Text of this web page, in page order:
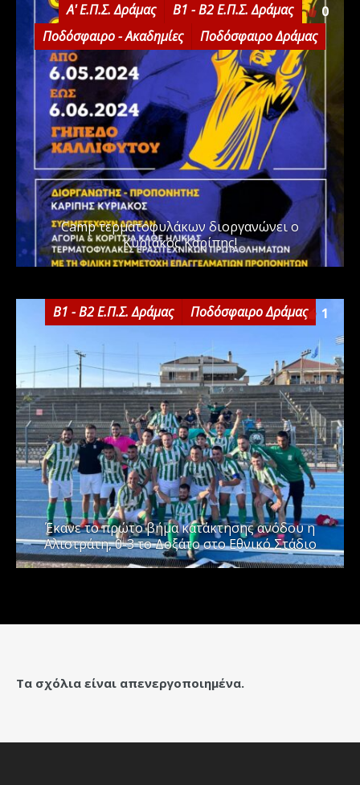
Α' Ε.Π.Σ. Δράμας
Β1 - Β2 Ε.Π.Σ. Δράμας
Ποδόσφαιρο - Ακαδημίες
Ποδόσφαιρο Δράμας
0
Camp τερματοφυλάκων διοργανώνει ο
Κυριάκος Καρίπης!
Β1 - Β2 Ε.Π.Σ. Δράμας Ποδόσφαιρο Δράμας 1
Έκανε το πρώτο βήμα κατάκτησης ανόδου η
Αλιστράτη, 0-3 το Δοξάτο στο Εθνικό Στάδιο
Τα σχόλια είναι απενεργοποιημένα.